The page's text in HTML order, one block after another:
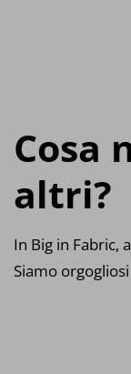
Cosa
altri?
In Big in Fabric,
Siamo